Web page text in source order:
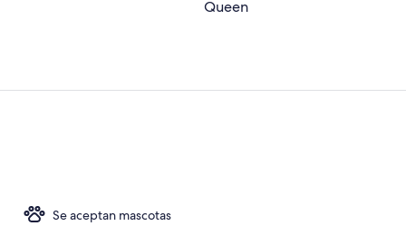
Se aceptan mascotas